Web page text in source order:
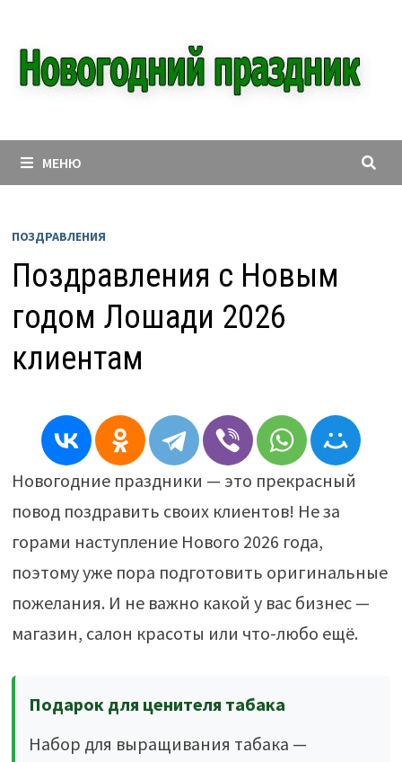
содержимому
МЕНЮ
ПОЗДРАВЛЕНИЯ
Поздравления с Новым
годом Лошади 2026
клиентам
Новогодние праздники — это прекрасный
повод поздравить своих клиентов! Не за
горами наступление Нового 2026 года,
поэтому уже пора подготовить оригинальные
пожелания. И не важно какой у вас бизнес —
магазин, салон красоты или что-любо ещё.
Подарок для ценителя табака
Набор для выращивания табака —